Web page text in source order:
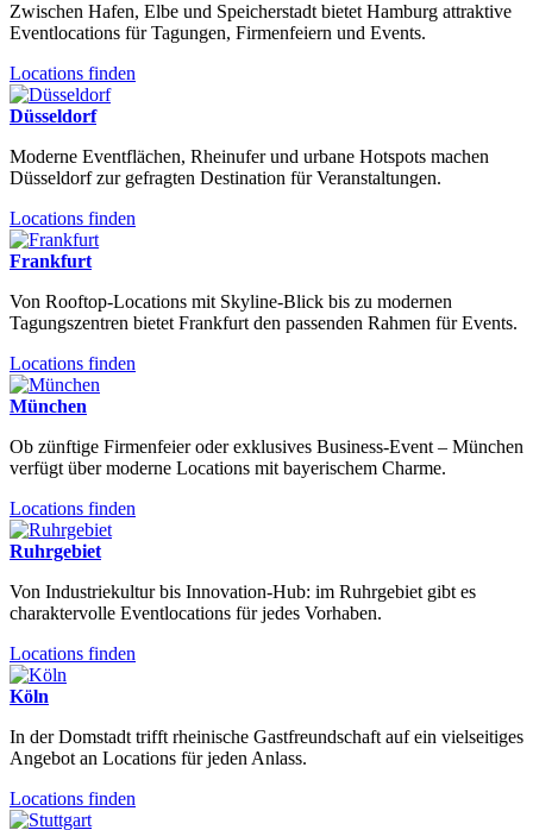
Zwischen Hafen, Elbe und Speicherstadt bietet Hamburg attraktive
Eventlocations für Tagungen, Firmenfeiern und Events.
Locations finden
Düsseldorf
Moderne Eventflächen, Rheinufer und urbane Hotspots machen
Düsseldorf zur gefragten Destination für Veranstaltungen.
Locations finden
Frankfurt
Von Rooftop-Locations mit Skyline-Blick bis zu modernen
Tagungszentren bietet Frankfurt den passenden Rahmen für Events.
Locations finden
München
Ob zünftige Firmenfeier oder exklusives Business-Event – München
verfügt über moderne Locations mit bayerischem Charme.
Locations finden
Ruhrgebiet
Von Industriekultur bis Innovation-Hub: im Ruhrgebiet gibt es
charaktervolle Eventlocations für jedes Vorhaben.
Locations finden
Köln
In der Domstadt trifft rheinische Gastfreundschaft auf ein vielseitiges
Angebot an Locations für jeden Anlass.
Locations finden